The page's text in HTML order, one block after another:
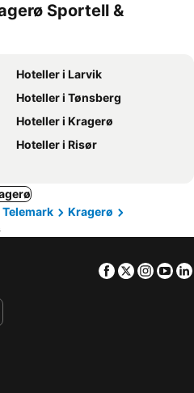
Sportell &
Hoteller i Larvik
Hoteller i Tønsberg
Hoteller i Kragerø
Hoteller i Risør
Telemark
Kragerø
Facebook
Twitter